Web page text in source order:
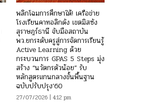
พลิกโฉมการศึกษาใต้! เครือข่าย
โรงเรียนคาทอลิกดัง เขตมิสซัง
สุราษฎร์ธานี จับมือสถาบัน
พว.ยกระดับครูสู่การจัดการเรียนรู้
Active Learning ด้วย
กระบวนการ GPAS 5 Steps มุ่ง
สร้าง “นวัตกรตัวน้อย” รับ
หลักสูตรแกนกลางขั้นพื้นฐาน
ฉบับปรับปรุง’60
27/07/2026 | 4:12 pm